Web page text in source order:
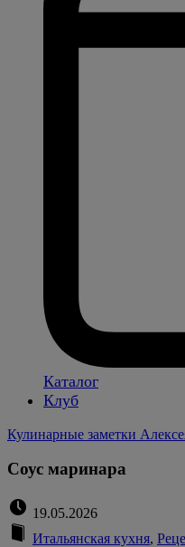
Каталог
Клуб
Кулинарные заметки
Соус маринара
19.05.2026
Итальянская кухня,